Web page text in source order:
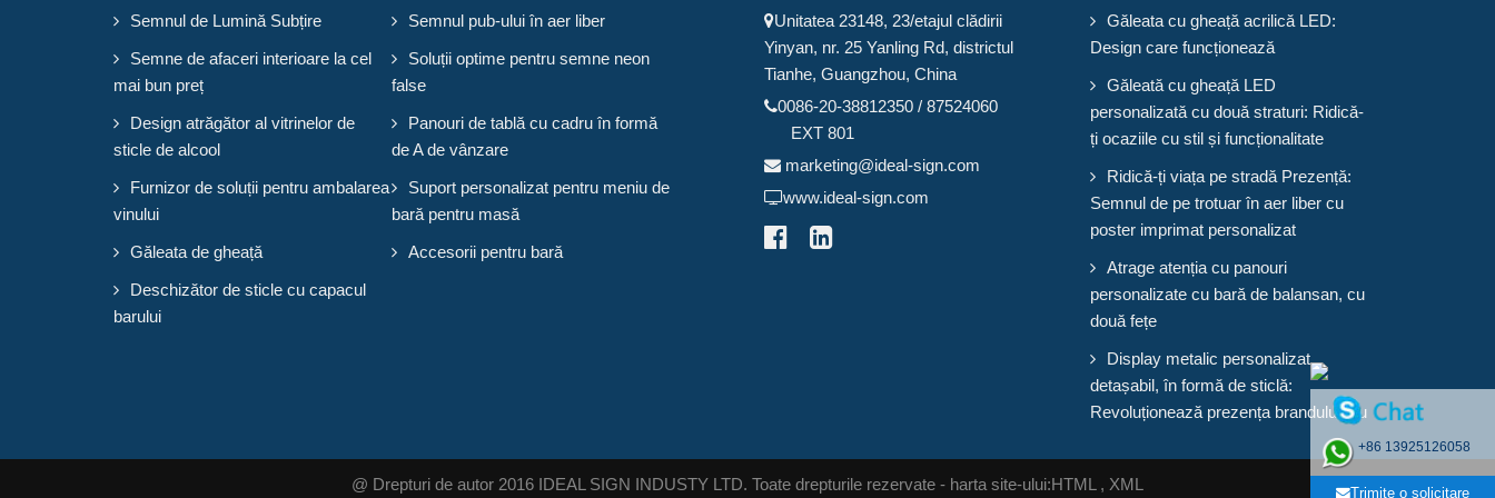
Semnul de Lumină Subțire
Semnul pub-ului în aer liber
Semne de afaceri interioare la cel
mai bun preț
Soluții optime pentru semne neon
false
Design atrăgător al vitrinelor de
sticle de alcool
Panouri de tablă cu cadru în formă
de A de vânzare
Furnizor de soluții pentru ambalarea
vinului
Suport personalizat pentru meniu de
bară pentru masă
Găleata de gheață
Accesorii pentru bară
Deschizător de sticle cu capacul
barului
Unitatea 23148, 23/etajul clădirii
Yinyan, nr. 25 Yanling Rd, districtul
Tianhe, Guangzhou, China
0086-20-38812350 / 87524060
EXT 801
marketing@ideal-sign.com
www.ideal-sign.com
Găleata cu gheață acrilică LED:
Design care funcționează
Găleată cu gheață LED
personalizată cu două straturi: Ridică-
ți ocaziile cu stil și funcționalitate
Ridică-ți viața pe stradă Prezență:
Semnul de pe trotuar în aer liber cu
poster imprimat personalizat
Atrage atenția cu panouri
personalizate cu bară de balansan, cu
două fețe
Display metalic personalizat,
detașabil, în formă de sticlă:
Revoluționează prezența brandului tău
@ Drepturi de autor 2016 IDEAL SIGN INDUSTY LTD. Toate drepturile rezervate - harta site-ului:HTML , XML
+86 13925126058
Trimite o solicitare